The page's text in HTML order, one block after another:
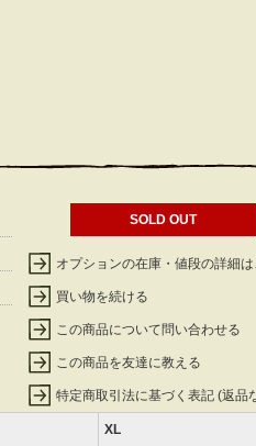
SOLD OUT
オプションの在庫・値段の詳細は
買い物を続ける
この商品について問い合わせる
この商品を友達に教える
特定商取引法に基づく表記 (返品
XL